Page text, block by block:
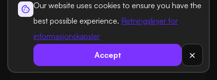
Our website uses cookies to ensure you have the
best possible experience. Retningslinjer for
informasjonskapsler
Accept
Hostingløsninger
Domeneløsninger
Informasjon